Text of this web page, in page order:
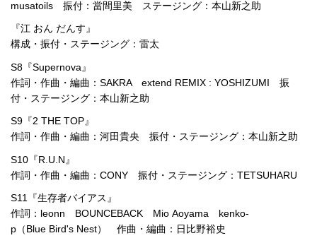
musatoils 振付：當間里美 ステージング：本山新之助
『江 おん だんす』
構成・振付・ステージング：雷太
S8『Supernova』
作詞・作曲・編曲：SAKRA extend REMIX : YOSHIZUMI 振
付・ステージング：本山新之助
S9『2 THE TOP』
作詞・作曲・編曲：河田貴央 振付・ステージング：本山新之助
S10『R.U.N』
作詞・作曲・編曲：CONY 振付・ステージング：TETSUHARU
S11『生存者バイアス』
作詞：leonn BOUNCEBACK Mio Aoyama kenko-
p（Blue Bird's Nest） 作曲・編曲：日比野裕史